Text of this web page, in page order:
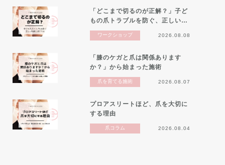
「どこまで切るのが正解？」子ど
もの爪トラブルを防ぐ、正しい…
ワークショップ 2026.08.08
「膝のケガと爪は関係あります
か？」から始まった施術
爪を育てる施術 2026.08.07
プロアスリートほど、爪を大切に
する理由
爪コラム 2026.08.04